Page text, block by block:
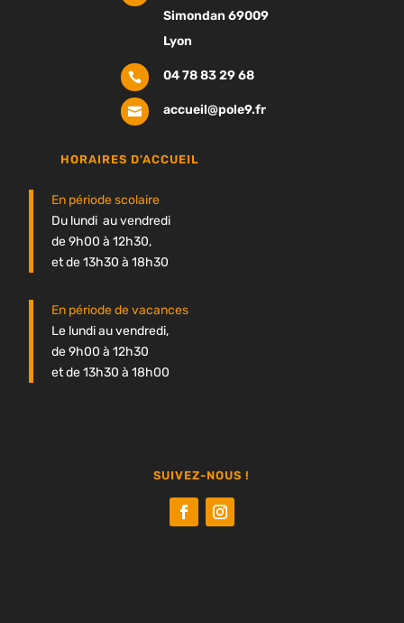
Simondan 69009
Lyon
 04 78 83 29 68
 accueil@pole9.fr
HORAIRES D'ACCUEIL
En période scolaire
Du lundi au vendredi
de 9h00 à 12h30,
et de 13h30 à 18h30
En période de vacances
Le lundi au vendredi,
de 9h00 à 12h30
et de 13h30 à 18h00
SUIVEZ-NOUS !